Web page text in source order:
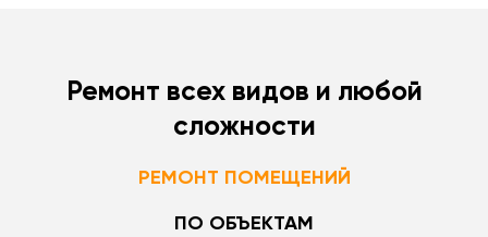
Ремонт всех видов и любой
сложности
РЕМОНТ ПОМЕЩЕНИЙ
ПО ОБЪЕКТАМ